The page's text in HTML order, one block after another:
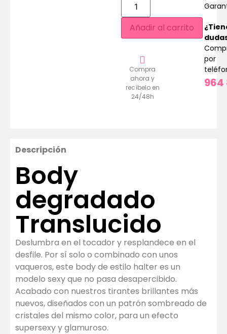
Añadir al carrito
Compra
ahora y
recíbelo en
24/48h
por
964
Descripción
Body
degradado
Translucido
Deslumbra en el tocador y resplandece en el
desfile. Por sí solo o combinado con unos
vaqueros, este body de estilo halter es un
modelo sexy que no pasa desapercibido.
Acabado con nuestros tirantes brillantes más
nuevos, diseñados con un patrón sombreado de
cristales del mismo color, para un efecto
supersexy y glamuroso.